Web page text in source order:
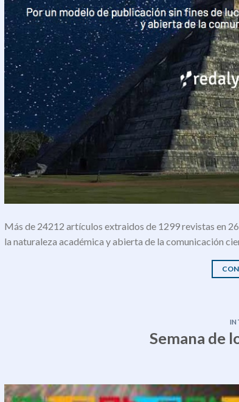
Más de 24212 artículos extraidos de 1299 revistas en
la naturaleza académica y abierta de la comunicación
Semana de